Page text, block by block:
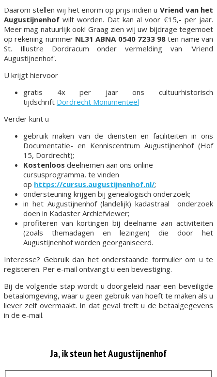
Daarom stellen wij het enorm op prijs indien u Vriend van het
Augustijnenhof wilt worden. Dat kan al voor €15,- per jaar.
Meer mag natuurlijk ook! Graag zien wij uw bijdrage tegemoet
op rekening nummer NL31 ABNA 0540 7233 98 ten name van
St. Illustre Dordracum onder vermelding van 'Vriend
Augustijnenhof'.
U krijgt hiervoor
gratis 4x per jaar ons cultuurhistorisch
tijdschrift Dordrecht Monumenteel
Verder kunt u
gebruik maken van de diensten en faciliteiten in ons
Documentatie- en Kenniscentrum Augustijnenhof (Hof
15, Dordrecht);
Kostenloos deelnemen aan ons online
cursusprogramma, te vinden
op https://cursus.augustijnenhof.nl/;
ondersteuning krijgen bij genealogisch onderzoek;
in het Augustijnenhof (landelijk) kadastraal onderzoek
doen in Kadaster Archiefviewer;
profiteren van kortingen bij deelname aan activiteiten
(zoals themadagen en lezingen) die door het
Augustijnenhof worden georganiseerd.
Interesse? Gebruik dan het onderstaande formulier om u te
registeren. Per e-mail ontvangt u een bevestiging.
Bij de volgende stap wordt u doorgeleid naar een beveiligde
betaalomgeving, waar u geen gebruik van hoeft te maken als u
liever zelf overmaakt. In dat geval treft u de betaalgegevens
in de e-mail.
Ja, ik steun het Augustijnenhof